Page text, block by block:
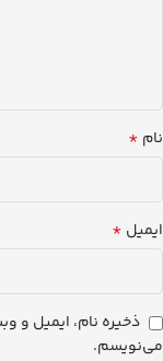
نام *
ایمیل *
ذخیره نام، ایمیل و
می‌نویسم.